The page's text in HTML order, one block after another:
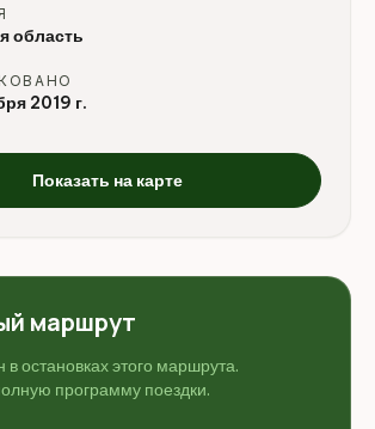
область
2019 г.
Показать на карте
маршрут
в остановках этого маршрута.
программу поездки.